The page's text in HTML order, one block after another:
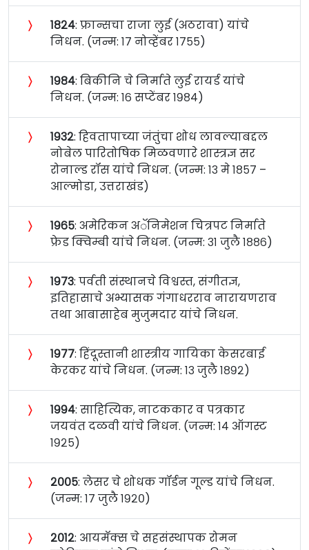
〉 १८२४: फ्रान्सचा राजा लुई (अठरावा) यांचे
निधन. (जन्म: १७ नोव्हेंबर १७५५)
〉 १९८४: बिकीनि चे निर्माते लुई रायर्ड यांचे
निधन. (जन्म: १६ सप्टेंबर १९८४)
〉 १९३२: हिवतापाच्या जंतुंचा शोध लावल्याबद्दल
नोबेल पारितोषिक मिळवणारे शास्त्रज्ञ सर
रोनाल्ड रॉस यांचे निधन. (जन्म: १३ मे १८५७ –
आल्मोडा, उत्तराखंड)
〉 १९६५: अमेरिकन अॅनिमेशन चित्रपट निर्माते
फ्रेड क्विम्बी यांचे निधन. (जन्म: ३१ जुलै १८८६)
〉 १९७३: पर्वती संस्थानचे विश्वस्त, संगीतज्ञ,
इतिहासाचे अभ्यासक गंगाधरराव नारायणराव
तथा आबासाहेब मुजुमदार यांचे निधन.
〉 १९७७: हिंदूस्तानी शास्त्रीय गायिका केसरबाई
केरकर यांचे निधन. (जन्म: १३ जुलै १८९२)
〉 १९९४: साहित्यिक, नाटककार व पत्रकार
जयवंत दळवी यांचे निधन. (जन्म: १४ ऑगस्ट
१९२५)
〉 २००५: लेसर चे शोधक गॉर्डन गूल्ड यांचे निधन.
(जन्म: १७ जुलै १९२०)
〉 २०१२: आयमॅक्स चे सहसंस्थापक रोमन